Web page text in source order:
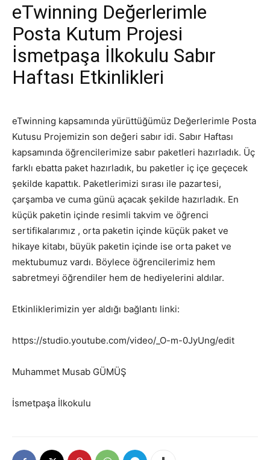
eTwinning Değerlerimle
Posta Kutum Projesi
İsmetpaşa İlkokulu Sabır
Haftası Etkinlikleri
eTwinning kapsamında yürüttüğümüz Değerlerimle Posta
Kutusu Projemizin son değeri sabır idi. Sabır Haftası
kapsamında öğrencilerimize sabır paketleri hazırladık. Üç
farklı ebatta paket hazırladık, bu paketler iç içe geçecek
şekilde kapattık. Paketlerimizi sırası ile pazartesi,
çarşamba ve cuma günü açacak şekilde hazırladık. En
küçük paketin içinde resimli takvim ve öğrenci
sertifikalarımız , orta paketin içinde küçük paket ve
hikaye kitabı, büyük paketin içinde ise orta paket ve
mektubumuz vardı. Böylece öğrencilerimiz hem
sabretmeyi öğrendiler hem de hediyelerini aldılar.
Etkinliklerimizin yer aldığı bağlantı linki:
https://studio.youtube.com/video/_O-m-0JyUng/edit
Muhammet Musab GÜMÜŞ
İsmetpaşa İlkokulu